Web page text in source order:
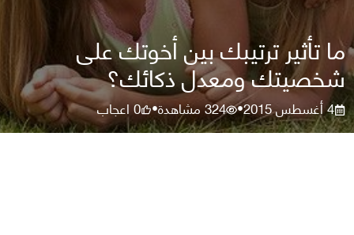
ما تأثير ترتيبك بين أخوتك على
شخصيتك ومعدل ذكائك؟
4 أغسطس 2015 •
324مشاهدة•
0اعجاب